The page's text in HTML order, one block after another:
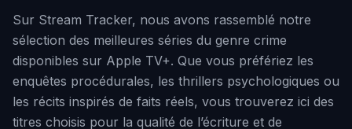
Sur Stream Tracker, nous avons rassemblé notre
sélection des meilleures séries du genre crime
disponibles sur Apple TV+. Que vous préfériez les
enquêtes procédurales, les thrillers psychologiques ou
les récits inspirés de faits réels, vous trouverez ici des
titres choisis pour la qualité de l’écriture et de